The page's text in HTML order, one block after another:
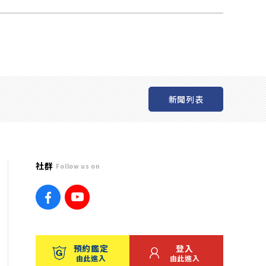
新聞列表
社群 Follow us on
預約鑑定
由此進入
登入
由此進入